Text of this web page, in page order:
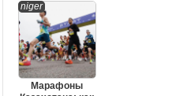
niger
Марафоны